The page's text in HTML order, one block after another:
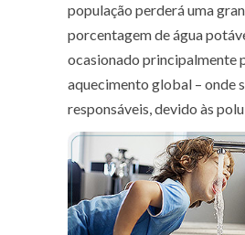
população perderá uma
porcentagem de água
ocasionado principalmente
aquecimento global – onde
responsáveis, devido às